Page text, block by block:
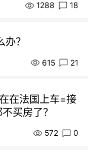
1288 18
？
615 21
在法国上车=接
买房了？
572 0